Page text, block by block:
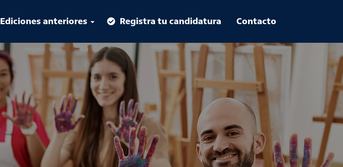
Ediciones anteriores Registra tu candidatura Contacto